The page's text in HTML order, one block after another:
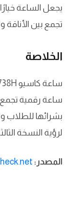
يجعل الساعة
تجمع بين الأناقة
الخلاصة
ساعة رقمية تجمع
بشرائها للطلاب
لرؤية النسخة
المصدر: